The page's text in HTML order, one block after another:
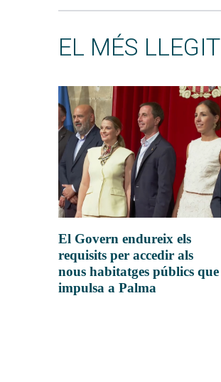
EL MÉS LLEGIT
El Govern endureix els
requisits per accedir als
nous habitatges públics que
impulsa a Palma